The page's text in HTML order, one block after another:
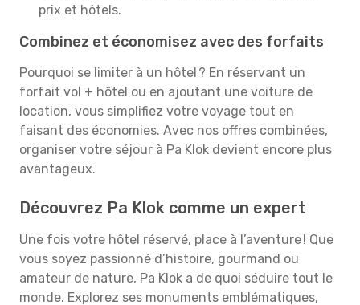
prix et hôtels.
Combinez et économisez avec des forfaits
Pourquoi se limiter à un hôtel ? En réservant un
forfait vol + hôtel ou en ajoutant une voiture de
location, vous simplifiez votre voyage tout en
faisant des économies. Avec nos offres combinées,
organiser votre séjour à Pa Klok devient encore plus
avantageux.
Découvrez Pa Klok comme un expert
Une fois votre hôtel réservé, place à l’aventure ! Que
vous soyez passionné d’histoire, gourmand ou
amateur de nature, Pa Klok a de quoi séduire tout le
monde. Explorez ses monuments emblématiques,